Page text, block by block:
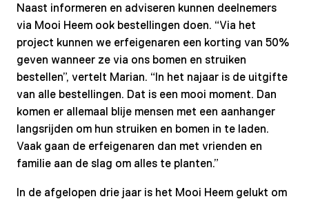
Naast informeren en adviseren kunnen deelnemers
via Mooi Heem ook bestellingen doen. “Via het
project kunnen we erfeigenaren een korting van 50%
geven wanneer ze via ons bomen en struiken
bestellen”, vertelt Marian. “In het najaar is de uitgifte
van alle bestellingen. Dat is een mooi moment. Dan
komen er allemaal blije mensen met een aanhanger
langsrijden om hun struiken en bomen in te laden.
Vaak gaan de erfeigenaren dan met vrienden en
familie aan de slag om alles te planten.”
In de afgelopen drie jaar is het Mooi Heem gelukt om